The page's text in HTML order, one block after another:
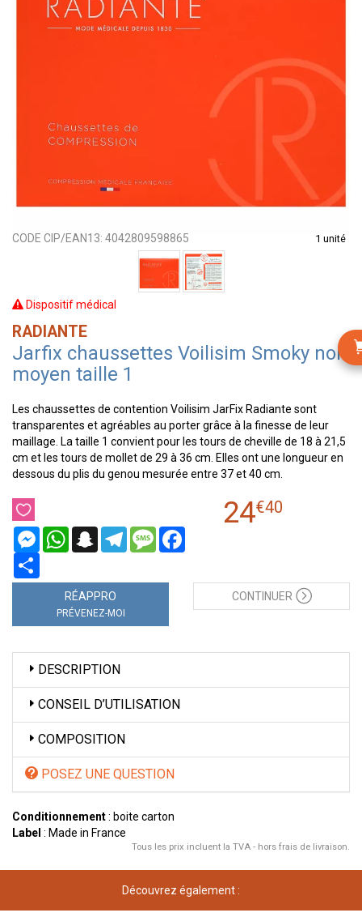
CODE CIP/EAN13: 4042809598865 1 unité
Dispositif médical
RADIANTE
Jarfix chaussettes Voilisim Smoky noir
moyen taille 1
Les chaussettes de contention Voilisim JarFix Radiante sont
transparentes et agréables au porter grâce à la finesse de leur
maillage. La taille 1 convient pour les tours de cheville de 18 à 21,5
cm et les tours de mollet de 29 à 36 cm. Elles ont une longueur en
dessous du plis du genou mesurée entre 37 et 40 cm.
MessengerWhatsAppSnapchatTelegramMessage
24€40
RÉAPPRO
PRÉVENEZ-MOI
CONTINUER
DESCRIPTION
CONSEIL D’UTILISATION
COMPOSITION
POSEZ UNE QUESTION
Conditionnement: boite carton
Label : Made in France
Tous les prix incluent la TVA - hors frais de livraison.
Découvrez également :